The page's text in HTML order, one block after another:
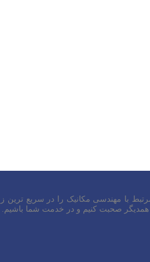
با مهندسی مکانیک را در سریع
همدیگر صحبت کنیم و در خدمت شما باشیم.